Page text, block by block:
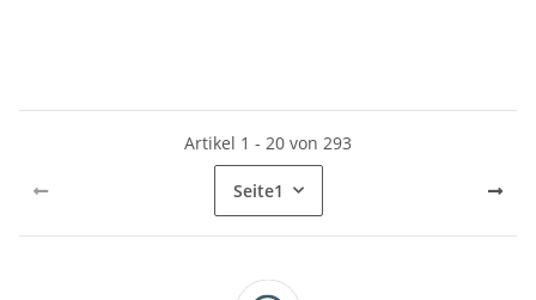
Artikel 1 - 20 von 293
Seite1